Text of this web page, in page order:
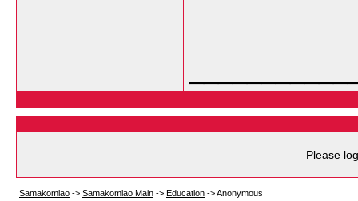
Please
Samakomlao -> Samakomlao Main -> Education ->Anonymous